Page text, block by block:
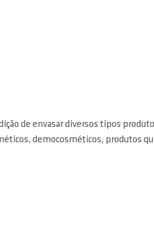
de envasar diversos tipos
democosméticos, produtos